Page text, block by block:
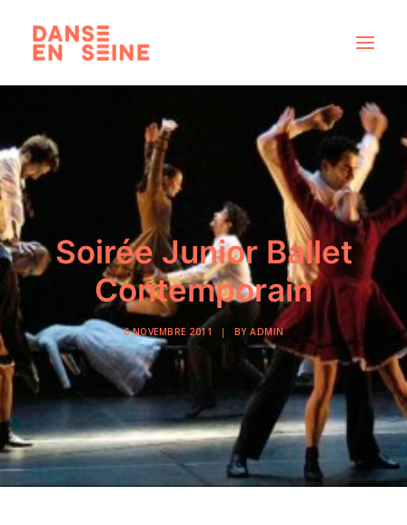
CRÉATIONS
DISPOSITIFS ARTISTIQUES
NOUS REJOINDRE
ACTUS
RECHERCHE
Soirée Junior Ballet
Contemporain
6 NOVEMBRE 2011 | BY ADMIN